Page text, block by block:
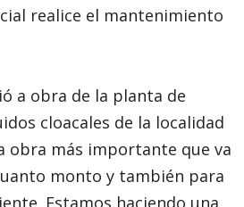
realice el mantenimiento
a obra de la planta de
cloacales de la localidad
obra más importante que va
monto y también para
Estamos haciendo una